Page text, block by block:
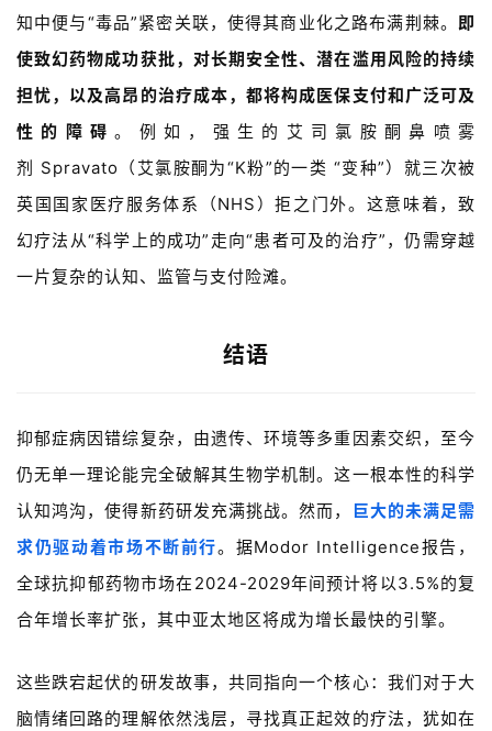
知中便与“毒品”紧密关联，使得其商业化之路布满荆棘。 即
使致幻药物成功获批，对长期安全性、潜在滥用风险的持续
担忧，以及高昂的治疗成本，都将构成医保支付和广泛可及
性的障碍。例如，强生的艾司氯胺酮鼻喷雾
剂 Spravato（ 艾氯胺酮为“K粉”的一类 “变种”） 就三次被
英国国家医疗服务体系（NHS）拒之门外。这意味着，致
幻疗法从“科学上的成功”走向“患者可及的治疗”，仍需穿越
一片复杂的认知、监管与支付险滩。
结语
抑郁症病因错综复杂，由遗传、环境等多重因素交织，至今
仍无单一理论能完全破解其生物学机制。这一根本性的科学
认知鸿沟，使得新药研发充满挑战。然而，
巨大的未满足需
求仍驱动着市场不断前行。据Modor Intelligence报告，
全球抗抑郁药物市场在 2024-2029年间预计将以3.5%的复
合年增长率扩张，其中亚太地区将成为增长最快的引擎。
这些跌宕起伏的研发故事，共同指向一个核心：我们对于大
脑情绪回路的理解依然浅层，寻找真正起效的疗法，犹如在